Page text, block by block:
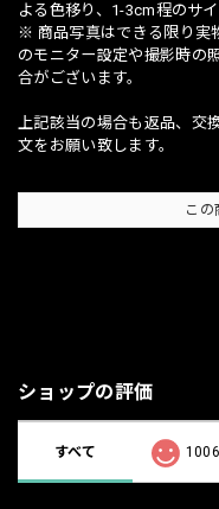
よる色移り、1-3cm程のサ
※ 商品写真はできる限り実
のモニター設定や撮影時の
合がございます。
上記該当の場合も返品、交
文をお願い致します。
この
ショップの評価
すべて